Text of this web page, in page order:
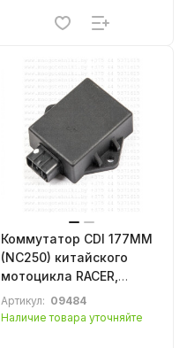
Коммутатор CDI 177MM
(NC250) китайского
мотоцикла RACER,
Motoland, AVANTIS,
ZUUM
Артикул: 09484
Наличие товара уточняйте